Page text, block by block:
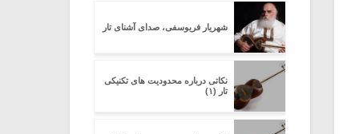
شهریار فریوسفی، صدای آشنای تار
نکاتی درباره محدودیت های تکنیکی
تار (۱)